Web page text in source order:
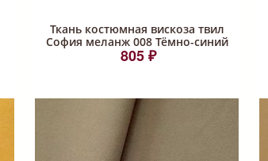
Ткань костюмная вискоза твил
София меланж 008 Тёмно-синий
805 ₽